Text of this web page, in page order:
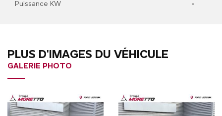
Puissance KW -
PLUS D'IMAGES DU VÉHICULE
GALERIE PHOTO